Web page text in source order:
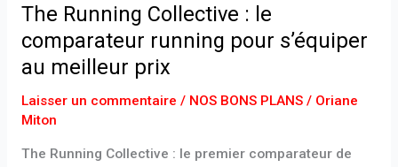
The Running Collective : le
comparateur running pour s’équiper
au meilleur prix
Laisser un commentaire / NOS BONS PLANS/ Oriane
Miton
The Running Collective : le premier comparateur de
Collective
:
comparateur
running
pour